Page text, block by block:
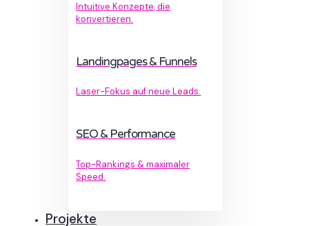
Intuitive Konzepte, die
konvertieren.
Landingpages & Funnels
Laser-Fokus auf neue Leads.
SEO & Performance
Top-Rankings & maximaler
Speed.
Projekte